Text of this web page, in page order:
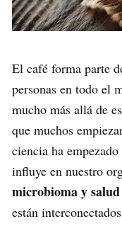
El café forma parte
personas en todo el
mucho más allá de
que muchos
ciencia ha
influye en nuestro
microbioma y
están